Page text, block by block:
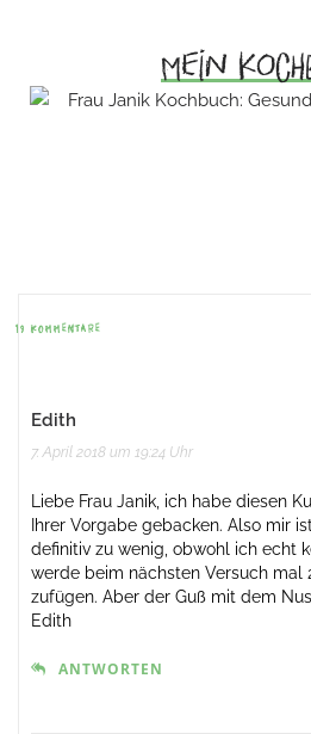
Mein
Navigation
19 KOMMENTARE
Edith
7. April 2018 um 19:24 Uhr
Liebe Frau Janik, ich habe diesen
Ihrer Vorgabe gebacken. Also mir
definitiv zu wenig, obwohl ich echt
werde beim nächsten Versuch mal
zufügen. Aber der Guß mit dem
Edith
ANTWORTEN